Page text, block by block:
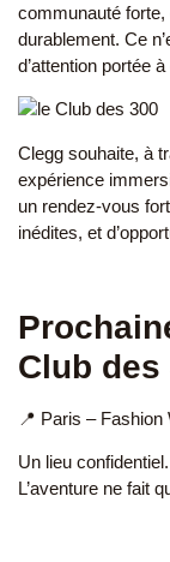
communauté
durablement. Ce
d’attention portée
Clegg souhaite, à
expérience
un rendez-vous
inédites, et
Club des
📍 Paris –
Un lieu
L’aventure ne fait